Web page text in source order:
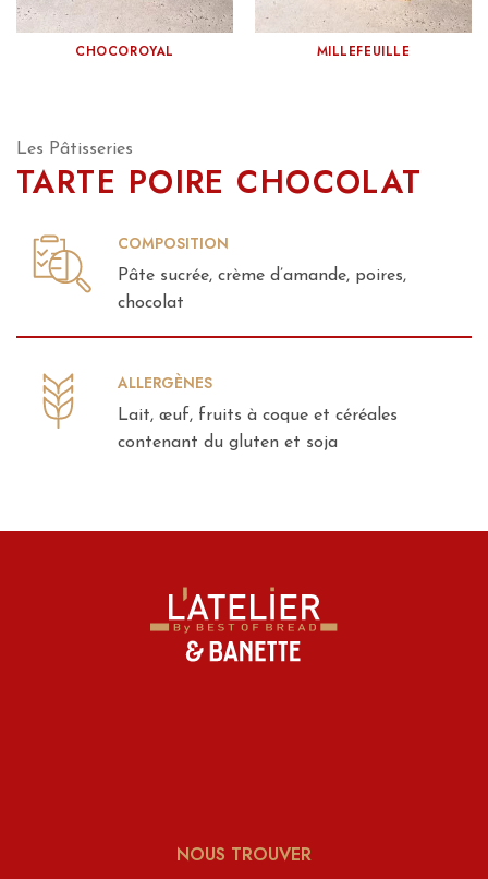
CHOCOROYAL MILLEFEUILLE
Les Pâtisseries
TARTE POIRE CHOCOLAT
COMPOSITION
Pâte sucrée, crème d’amande, poires,
chocolat
ALLERGÈNES
Lait, œuf, fruits à coque et céréales
contenant du gluten et soja
NOUS TROUVER